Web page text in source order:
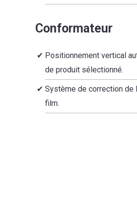
Conformateur
Positionnement vertical
de produit sélectionné.
Système de correction de
film.